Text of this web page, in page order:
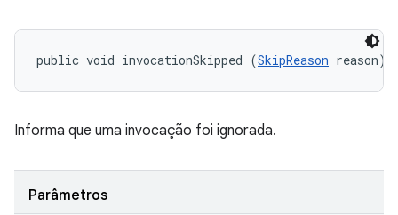
public void invocationSkipped (SkipReason reason)
Informa que uma invocação foi ignorada.
Parâmetros